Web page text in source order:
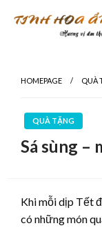
HOMEPAGE QUÀ
QUÀ TẶNG
Sá sùng –
Khi mỗi dịp Tết
có những món